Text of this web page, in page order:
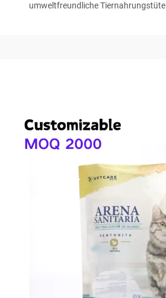
umweltfreundliche Tiernahrungstüte